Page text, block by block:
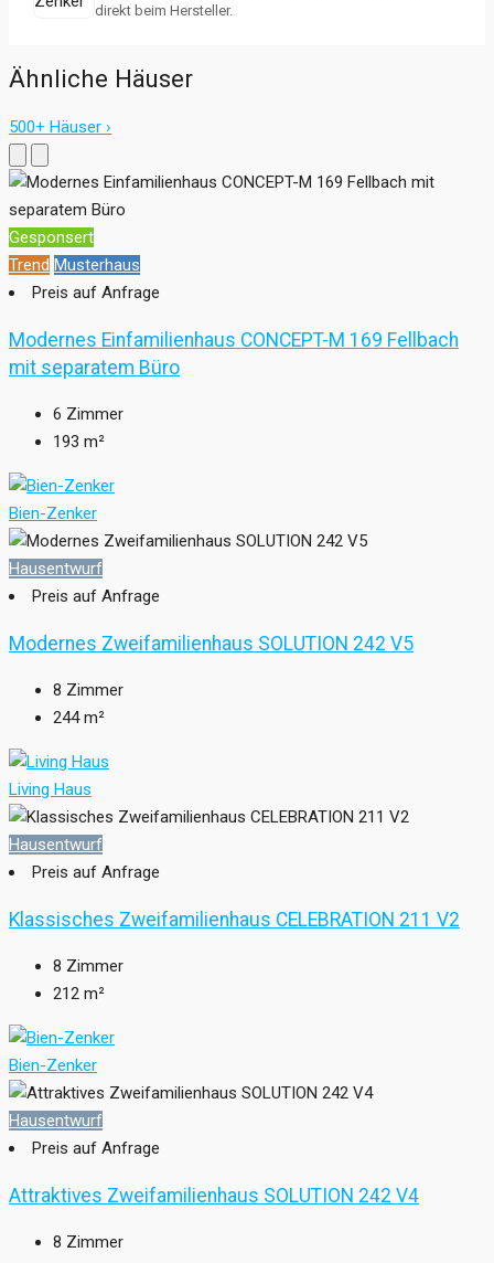
direkt beim Hersteller.
Ähnliche Häuser
500+ Häuser ›
Gesponsert
Trend Musterhaus
Preis auf Anfrage
Modernes Einfamilienhaus CONCEPT-M 169 Fellbach
mit separatem Büro
6 Zimmer
193 m²
Bien-Zenker
Hausentwurf
Preis auf Anfrage
Modernes Zweifamilienhaus SOLUTION 242 V5
8 Zimmer
244 m²
Living Haus
Hausentwurf
Preis auf Anfrage
Klassisches Zweifamilienhaus CELEBRATION 211 V2
8 Zimmer
212 m²
Bien-Zenker
Hausentwurf
Preis auf Anfrage
Attraktives Zweifamilienhaus SOLUTION 242 V4
8 Zimmer